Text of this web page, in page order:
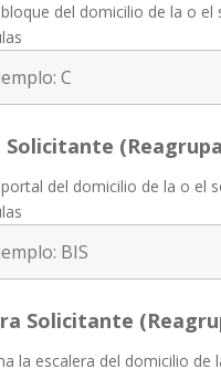
del domicilio de la o
Solicitante
del domicilio de la o el
Solicitante
la escalera del domicilio